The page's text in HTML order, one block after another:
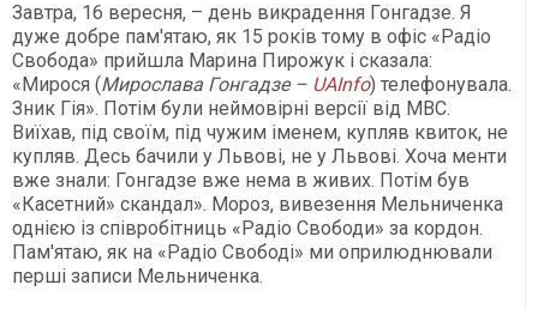
Завтра, 16 вересня, – день викрадення Гонгадзе. Я
дуже добре пам'ятаю, як 15 років тому в офіс «Радіо
Свобода» прийшла Марина Пирожук і сказала:
«Мирося (Мирослава Гонгадзе – UAInfo) телефонувала.
Зник Гія». Потім були неймовірні версії від МВС.
Виїхав, під своїм, під чужим іменем, купляв квиток, не
купляв. Десь бачили у Львові, не у Львові. Хоча менти
вже знали: Гонгадзе вже нема в живих. Потім був
«Касетний» скандал». Мороз, вивезення Мельниченка
однією із співробітниць «Радіо Свободи» за кордон.
Пам'ятаю, як на «Радіо Свободі» ми оприлюднювали
перші записи Мельниченка.